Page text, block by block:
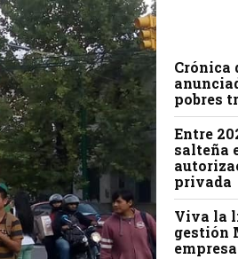
Crónica
pobres
Entre
salteña
privada
Viva la
gestión